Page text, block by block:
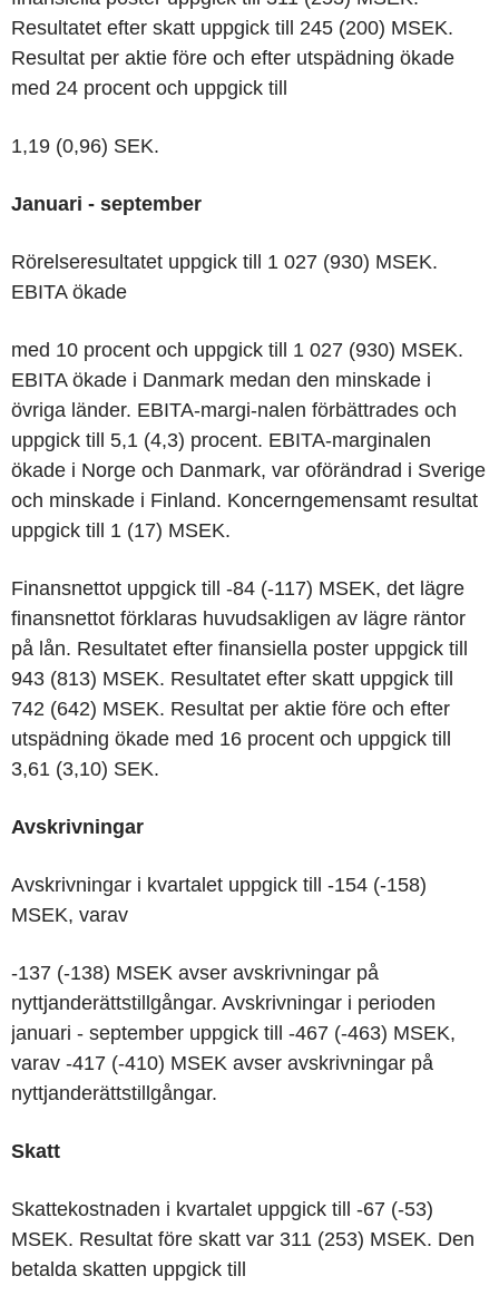
Resultatet efter skatt uppgick till 245 (200) MSEK.
Resultat per aktie före och efter utspädning ökade
med 24 procent och uppgick till
1,19 (0,96) SEK.
Januari - september
Rörelseresultatet uppgick till 1 027 (930) MSEK.
EBITA ökade
med 10 procent och uppgick till 1 027 (930) MSEK.
EBITA ökade i Danmark medan den minskade i
övriga länder. EBITA-margi-nalen förbättrades och
uppgick till 5,1 (4,3) procent. EBITA-marginalen
ökade i Norge och Danmark, var oförändrad i Sverige
och minskade i Finland. Koncerngemensamt resultat
uppgick till 1 (17) MSEK.
Finansnettot uppgick till -84 (-117) MSEK, det lägre
finansnettot förklaras huvudsakligen av lägre räntor
på lån. Resultatet efter finansiella poster uppgick till
943 (813) MSEK. Resultatet efter skatt uppgick till
742 (642) MSEK. Resultat per aktie före och efter
utspädning ökade med 16 procent och uppgick till
3,61 (3,10) SEK.
Avskrivningar
Avskrivningar i kvartalet uppgick till -154 (-158)
MSEK, varav
-137 (-138) MSEK avser avskrivningar på
nyttjanderättstillgångar. Avskrivningar i perioden
januari - september uppgick till -467 (-463) MSEK,
varav -417 (-410) MSEK avser avskrivningar på
nyttjanderättstillgångar.
Skatt
Skattekostnaden i kvartalet uppgick till -67 (-53)
MSEK. Resultat före skatt var 311 (253) MSEK. Den
betalda skatten uppgick till